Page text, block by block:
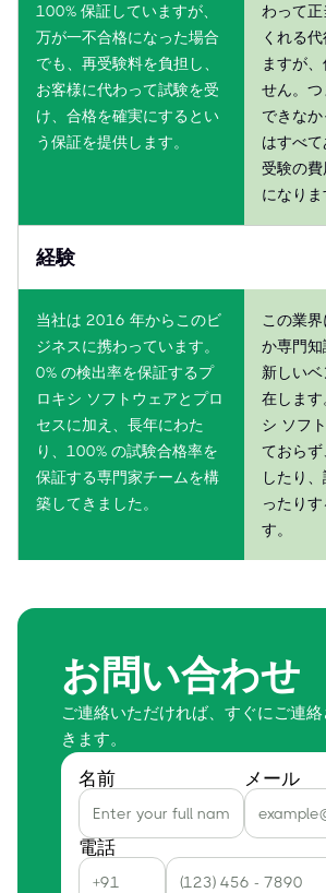
100% 保証していますが、
万が一不合格になった場合
でも、再受験料を負担し、
お客様に代わって試験を受
け、合格を確実にするとい
う保証を提供します。
わって
くれる
ますが
せん。
できな
はすべ
受験の費
になりま
経験
当社は 2016 年からこのビ
ジネスに携わっています。
0% の検出率を保証するプ
ロキシ ソフトウェアとプロ
セスに加え、長年にわた
り、100% の試験合格率を
保証する専門家チームを構
築してきました。
この業
か専門知
新しい
在しま
シ ソフ
ておら
したり
ったり
す。
お問い合わせ
ご連絡いただければ、すぐにご連
きます。
名前 メール
電話